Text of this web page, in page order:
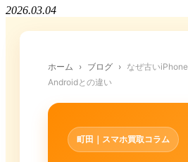
2026.03.04
ホーム › ブログ › なぜ古い
Androidとの違い
町田｜スマホ買取コラム